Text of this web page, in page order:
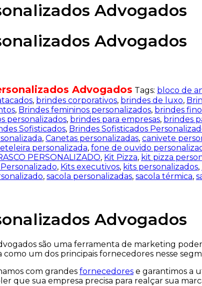
Advogados
Advogados
Advogados Tags: bloco de
, brindes corporativos, brindes de luxo,
, Brindes femininos personalizados, brindes
personalizados, brindes para empresas, brindes
Sofisticados, Brindes Sofisticados
, Canetas personalizadas, canivete
personalizada, fone de ouvido
PERSONALIZADO, Kit Pizza, kit pizza
, Kits executivos, kits personalizados,
, sacola personalizadas, sacola térmica,
Advogados
são uma ferramenta de marketing
como um dos principais fornecedores nesse
com grandes fornecedores e garantimos a
que sua empresa precisa para realçar sua